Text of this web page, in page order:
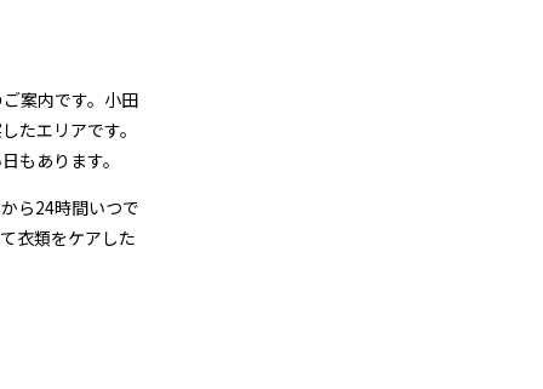
案内です。小田
たエリアです。
もあります。
ら24時間いつで
衣類をケアした